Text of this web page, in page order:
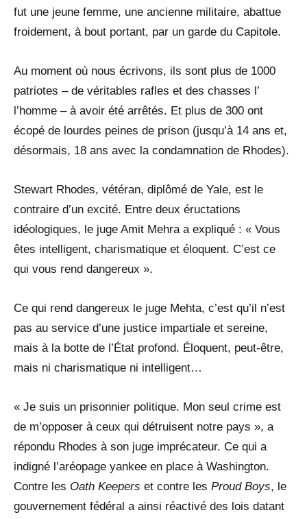
fut une jeune femme, une ancienne militaire, abattue
froidement, à bout portant, par un garde du Capitole.
Au moment où nous écrivons, ils sont plus de 1000
patriotes – de véritables rafles et des chasses l’
l’homme – à avoir été arrêtés. Et plus de 300 ont
écopé de lourdes peines de prison (jusqu’à 14 ans et,
désormais, 18 ans avec la condamnation de Rhodes).
Stewart Rhodes, vétéran, diplômé de Yale, est le
contraire d’un excité. Entre deux éructations
idéologiques, le juge Amit Mehra a expliqué : « Vous
êtes intelligent, charismatique et éloquent. C’est ce
qui vous rend dangereux ».
Ce qui rend dangereux le juge Mehta, c’est qu’il n’est
pas au service d’une justice impartiale et sereine,
mais à la botte de l’État profond. Éloquent, peut-être,
mais ni charismatique ni intelligent…
« Je suis un prisonnier politique. Mon seul crime est
de m’opposer à ceux qui détruisent notre pays », a
répondu Rhodes à son juge imprécateur. Ce qui a
indigné l’aréopage yankee en place à Washington.
Contre les Oath Keepers et contre les Proud Boys, le
gouvernement fédéral a ainsi réactivé des lois datant